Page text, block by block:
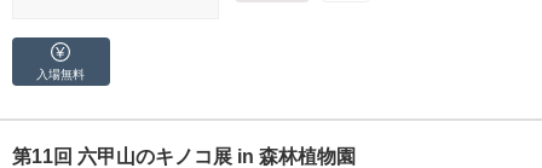
入場無料
第11回 六甲山のキノコ展 in 森林植物園